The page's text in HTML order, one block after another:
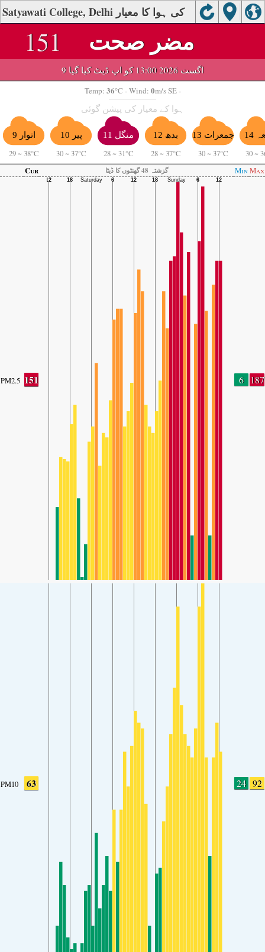
Satyawati College, Delhi کی ہوا کا معیار
151 مضر صحت
9 اگست 2026 13:00 کو اپ ڈیٹ کیا گیا
Temp: 36°C - Wind: 0m/s SE -
ہوا کے معیار کی پیشن گوئی
اتوار 9
29 ~ 38°C
پیر 10
30 ~ 37°C
منگل 11
28 ~ 31°C
بدھ 12
28 ~ 37°C
جمعرات 13
30 ~ 37°C
14
30 ~
Cur
گزشتہ 48 گھنٹوں کا ڈیٹا MinMax
PM2.5 151 6 187
PM10 63 24 92